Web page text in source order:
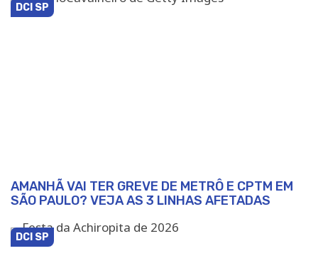
DCI SP
AMANHÃ VAI TER GREVE DE METRÔ E CPTM EM
SÃO PAULO? VEJA AS 3 LINHAS AFETADAS
DCI SP